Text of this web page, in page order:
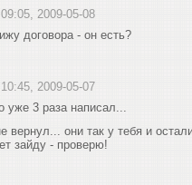
09:05, 2009-05-08
договора - он есть?
10:45, 2009-05-07
уже 3 раза написал...
вернул... они так у тебя и
зайду - проверю!